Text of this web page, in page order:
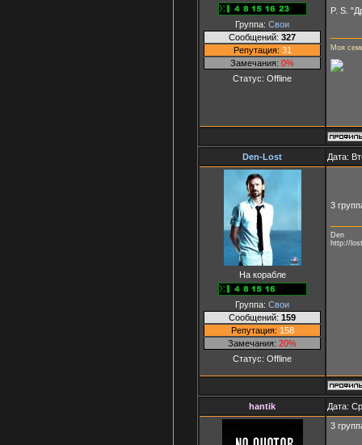
Группа: Свои
Сообщений: 327
Репутация: 31
Замечания: 0%
Статус: Offline
P. S.
Моя
Den-Lost Дата:
На корабле
Группа: Свои
Сообщений: 159
Репутация: 158
Замечания: 20%
Статус: Offline
3
Den
http://
hantik Дата:
3